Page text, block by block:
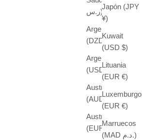
Japón (JPY
¥)
Kuwait
(USD $)
Lituania
(EUR €)
Luxemburgo
(EUR €)
Marruecos
(MAD د.م.)
ر.س)
Argelia
(DZD د.ج)
Argentina
(USD $)
Australia
(AUD $)
Austria
(EUR €)